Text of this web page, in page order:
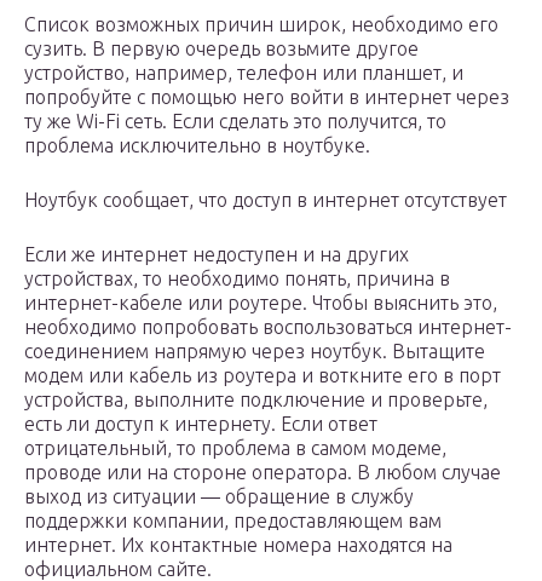
Список возможных причин широк, необходимо его
сузить. В первую очередь возьмите другое
устройство, например, телефон или планшет, и
попробуйте с помощью него войти в интернет через
ту же Wi-Fi сеть. Если сделать это получится, то
проблема исключительно в ноутбуке.
Ноутбук сообщает, что доступ в интернет отсутствует
Если же интернет недоступен и на других
устройствах, то необходимо понять, причина в
интернет-кабеле или роутере. Чтобы выяснить это,
необходимо попробовать воспользоваться интернет-
соединением напрямую через ноутбук. Вытащите
модем или кабель из роутера и воткните его в порт
устройства, выполните подключение и проверьте,
есть ли доступ к интернету. Если ответ
отрицательный, то проблема в самом модеме,
проводе или на стороне оператора. В любом случае
выход из ситуации — обращение в службу
поддержки компании, предоставляющем вам
интернет. Их контактные номера находятся на
официальном сайте.